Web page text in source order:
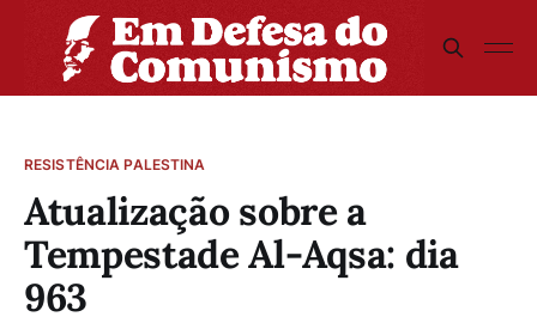
RESISTÊNCIA PALESTINA
Atualização sobre a
Tempestade Al-Aqsa: dia
963